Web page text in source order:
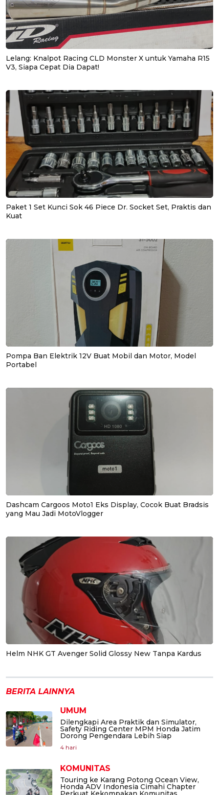
Lelang: Knalpot Racing CLD Monster X untuk Yamaha R15
V3, Siapa Cepat Dia Dapat!
Paket 1 Set Kunci Sok 46 Piece Dr. Socket Set, Praktis dan
Kuat
Pompa Ban Elektrik 12V Buat Mobil dan Motor, Model
Portabel
Dashcam Cargoos Moto1 Eks Display, Cocok Buat Bradsis
yang Mau Jadi MotoVlogger
Helm NHK GT Avenger Solid Glossy New Tanpa Kardus
BERITA LAINNYA
UMUM
Dilengkapi Area Praktik dan Simulator,
Safety Riding Center MPM Honda Jatim
Dorong Pengendara Lebih Siap
4 hari
KOMUNITAS
Touring ke Karang Potong Ocean View,
Honda ADV Indonesia Cimahi Chapter